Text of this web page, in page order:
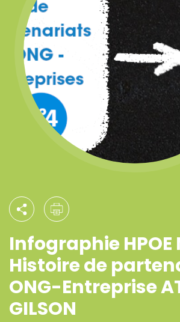
Infographie HPOE
Histoire de
ONG-Entreprise
GILSON